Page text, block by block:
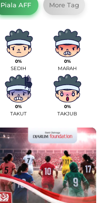
Piala AFF More Tag
0%
SEDIH
0%
MARAH
0%
TAKUT
0%
TAKJUB